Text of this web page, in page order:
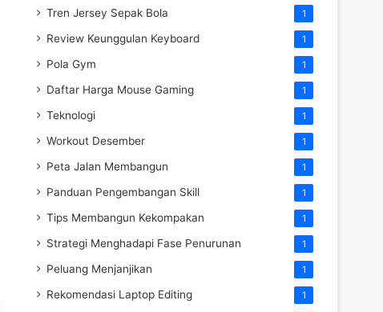
Tren Jersey Sepak Bola 1
Review Keunggulan Keyboard 1
Pola Gym 1
Daftar Harga Mouse Gaming 1
Teknologi 1
Workout Desember 1
Peta Jalan Membangun 1
Panduan Pengembangan Skill 1
Tips Membangun Kekompakan 1
Strategi Menghadapi Fase Penurunan 1
Peluang Menjanjikan 1
Rekomendasi Laptop Editing 1